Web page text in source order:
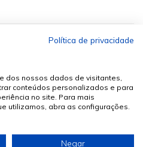
. Todos os Direitos Reservados
Política de privacidade
dos nossos dados de visitantes,
conteúdos personalizados e para
no site. Para mais
utilizamos, abra as configurações.
Negar